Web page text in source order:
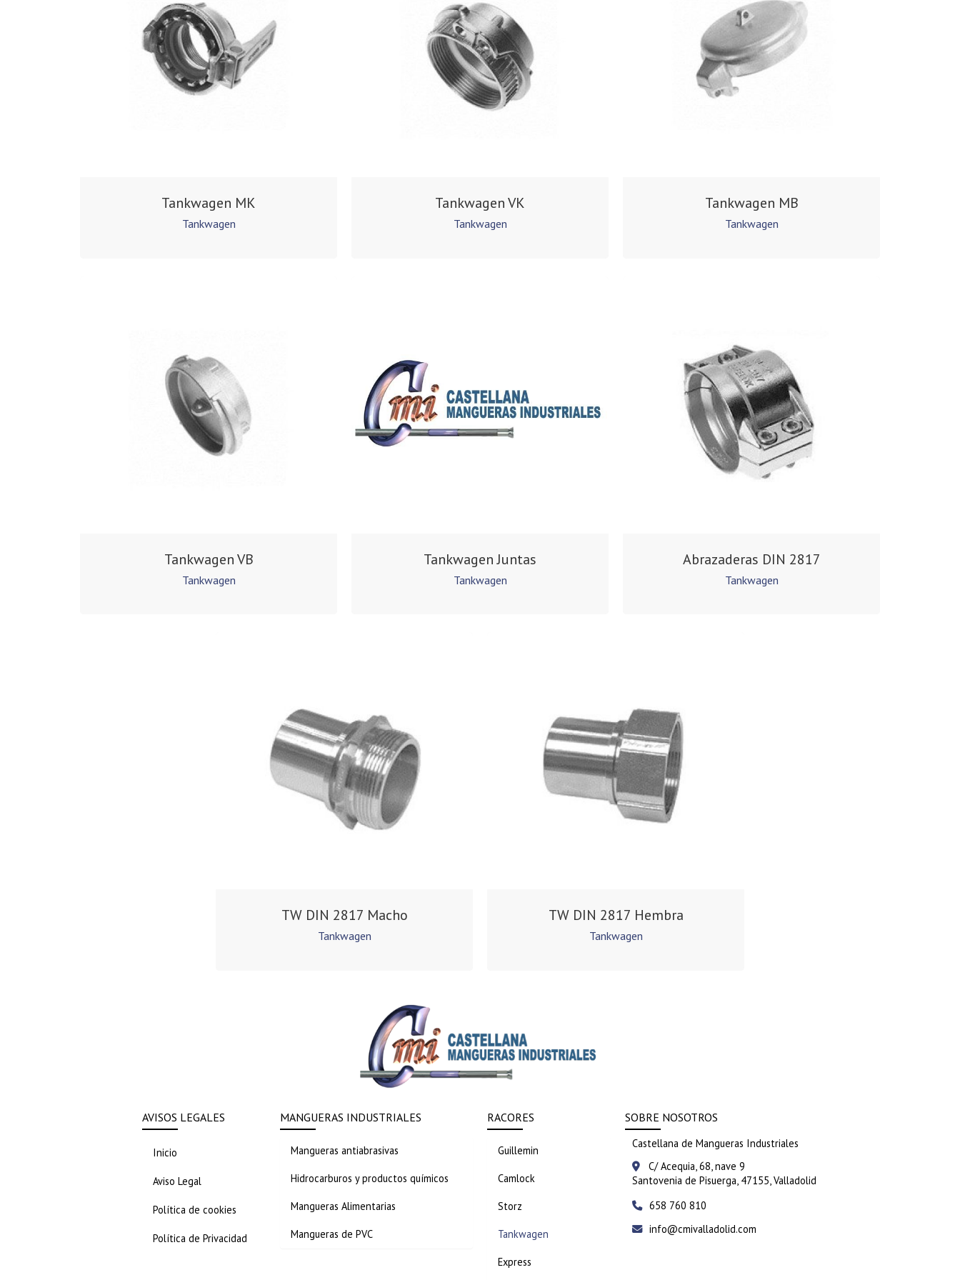
Tankwagen MK
Tankwagen
Tankwagen VK
Tankwagen
Tankwagen MB
Tankwagen
Tankwagen VB
Tankwagen
Tankwagen Juntas
Tankwagen
Abrazaderas DIN 2817
Tankwagen
TW DIN 2817 Macho
Tankwagen
TW DIN 2817 Hembra
Tankwagen
AVISOS LEGALES
Inicio
Aviso Legal
Política de cookies
Política de Privacidad
MANGUERAS INDUSTRIALES
Mangueras antiabrasivas
Hidrocarburos y productos químicos
Mangueras Alimentarias
Mangueras de PVC
RACORES
Guillemin
Camlock
Storz
Tankwagen
Express
SOBRE NOSOTROS
Castellana de Mangueras Industriales
C/ Acequia, 68, nave 9
Santovenia de Pisuerga, 47155,Valladolid
658 760 810
info
cmivalladolid.com